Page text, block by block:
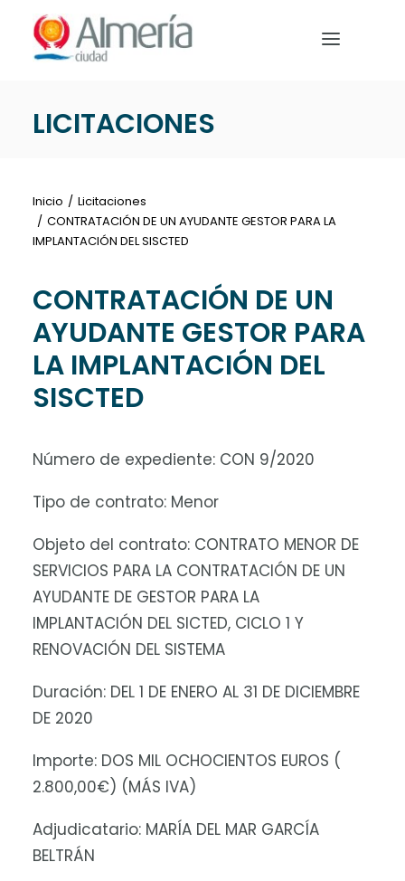
Nota:
este
accesibilidad.
EVENTOS
Español
LICITACIONES
Inicio
Licitaciones
CONTRATACIÓN DE UN AYUDANTE GESTOR PARA LA
IMPLANTACIÓN DEL SISCTED
CONTRATACIÓN DE UN
AYUDANTE GESTOR PARA
LA IMPLANTACIÓN DEL
SISCTED
Número de expediente: CON 9/2020
Tipo de contrato: Menor
Objeto del contrato: CONTRATO MENOR DE
SERVICIOS PARA LA CONTRATACIÓN DE UN
AYUDANTE DE GESTOR PARA LA
IMPLANTACIÓN DEL SICTED, CICLO 1 Y
RENOVACIÓN DEL SISTEMA
Duración: DEL 1 DE ENERO AL 31 DE DICIEMBRE
DE 2020
Importe: DOS MIL OCHOCIENTOS EUROS (
2.800,00€) (MÁS IVA)
Adjudicatario: MARÍA DEL MAR GARCÍA
BELTRÁN